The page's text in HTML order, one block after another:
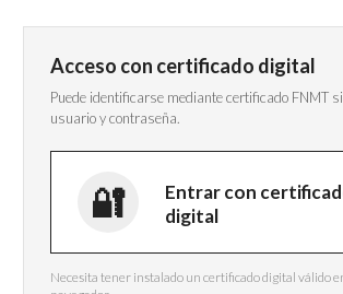
Acceso con certificado digital
Puede identificarse mediante certificado FNMT
usuario y contraseña.
Entrar con
digital
Necesita tener instalado un certificado digital válido